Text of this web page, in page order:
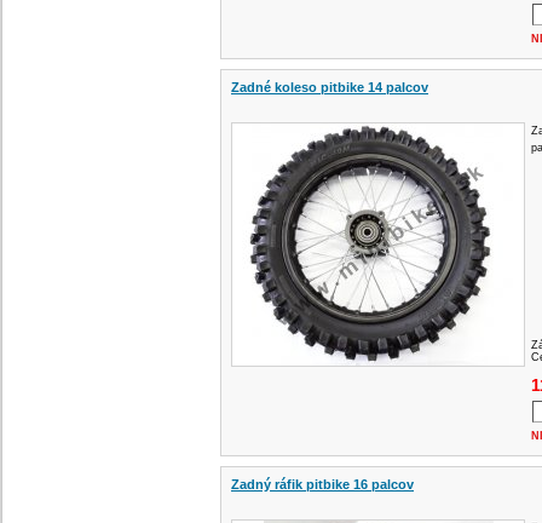
Zadné koleso pitbike 14 palcov
Zadný ráfik pitbike 16 palcov